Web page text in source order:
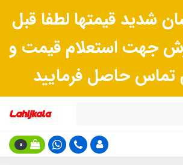
شدید قیمتها لطفا قبل
جهت استعلام قیمت و
حاصل فرمایید
0